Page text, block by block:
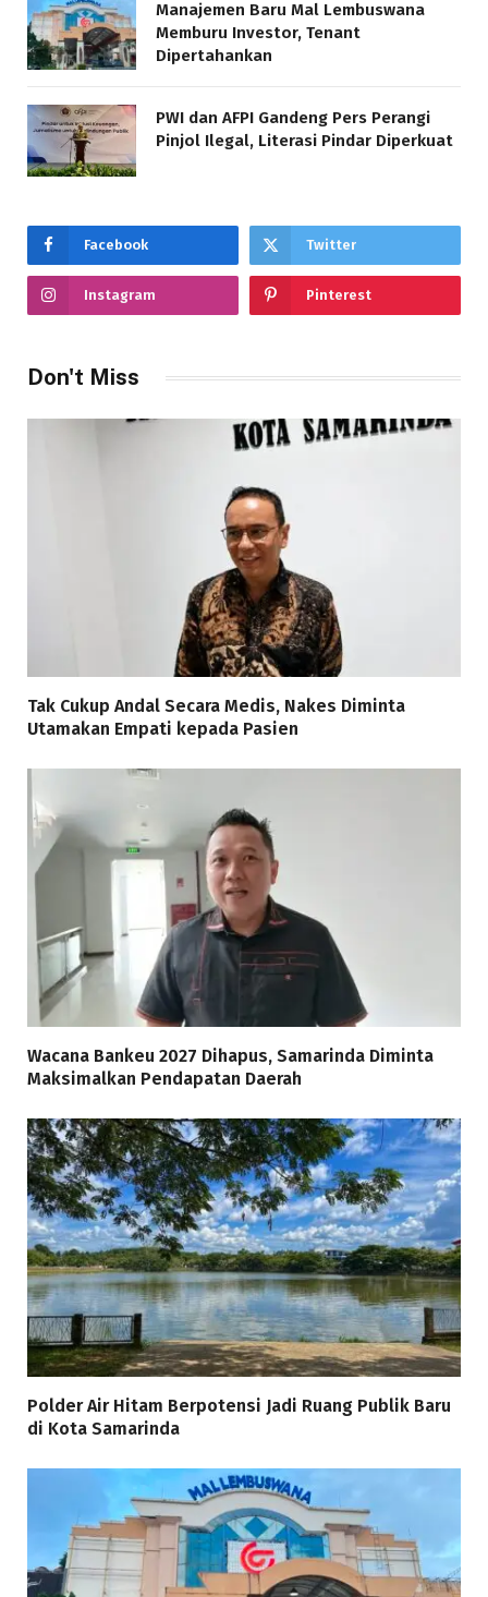
Manajemen Baru Mal Lembuswana
Memburu Investor, Tenant
Dipertahankan
PWI dan AFPI Gandeng Pers Perangi
Pinjol Ilegal, Literasi Pindar Diperkuat
Facebook Twitter
Instagram Pinterest
Don't Miss
Tak Cukup Andal Secara Medis, Nakes Diminta
Utamakan Empati kepada Pasien
Wacana Bankeu 2027 Dihapus, Samarinda Diminta
Maksimalkan Pendapatan Daerah
Polder Air Hitam Berpotensi Jadi Ruang Publik Baru
di Kota Samarinda